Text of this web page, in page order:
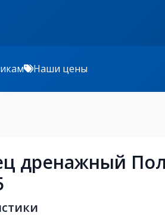
Наши цены
дренажный